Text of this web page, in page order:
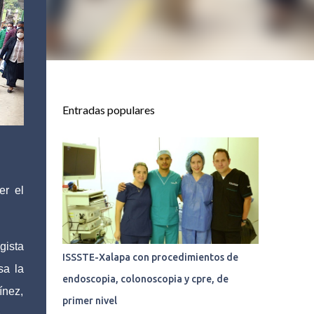
el
la
Entradas populares
ISSSTE-Xalapa con procedimientos de
endoscopia, colonoscopia y cpre, de
primer nivel